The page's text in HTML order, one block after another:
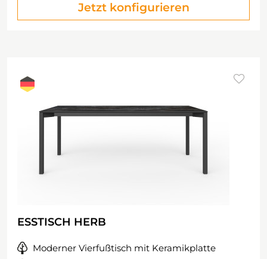
Jetzt konfigurieren
ESSTISCH HERB
Moderner Vierfußtisch mit Keramikplatte